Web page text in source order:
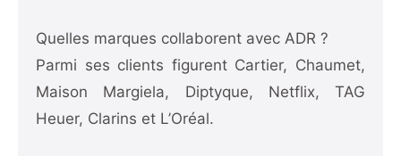
Quelles marques collaborent avec ADR ?
Parmi ses clients figurent Cartier, Chaumet,
Maison Margiela, Diptyque, Netflix, TAG
Heuer, Clarins et L’Oréal.